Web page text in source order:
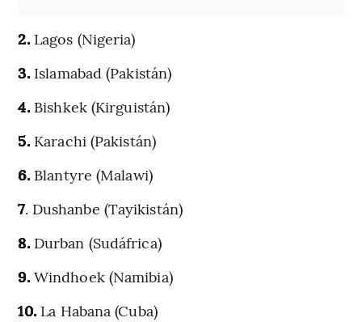
2.Lagos (Nigeria)
3. Islamabad (Pakistán)
4. Bishkek (Kirguistán)
5. Karachi (Pakistán)
6. Blantyre (Malawi)
7. Dushanbe (Tayikistán)
8.Durban (Sudáfrica)
9.Windhoek (Namibia)
10. La Habana (Cuba)